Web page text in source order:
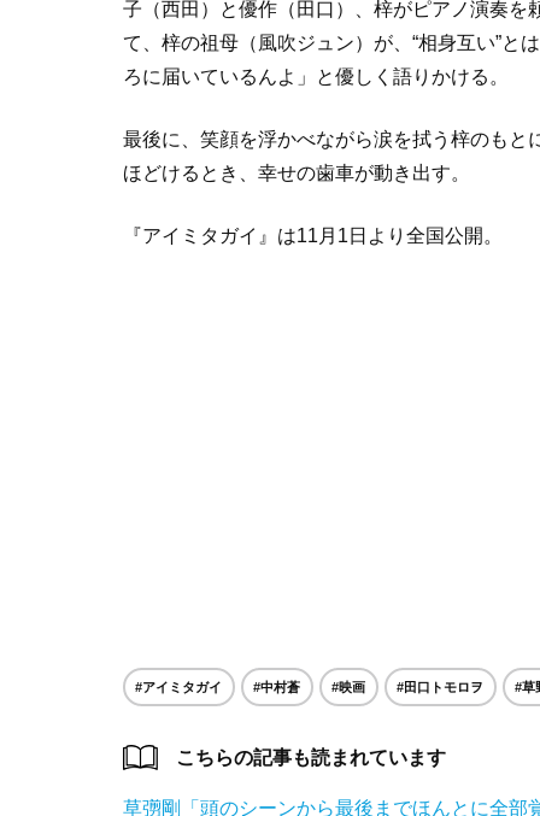
子（西田）と優作（田口）、梓がピアノ演奏
て、梓の祖母（風吹ジュン）が、“相身互い”と
ろに届いているんよ」と優しく語りかける。
最後に、笑顔を浮かべながら涙を拭う梓のも
ほどけるとき、幸せの歯車が動き出す。
『アイミタガイ』は11月1日より全国公開。
#アイミタガイ #中村蒼 #映画 #田口トモロヲ #草
こちらの記事も読まれています
草彅剛「頭のシーンから最後までほんとに全